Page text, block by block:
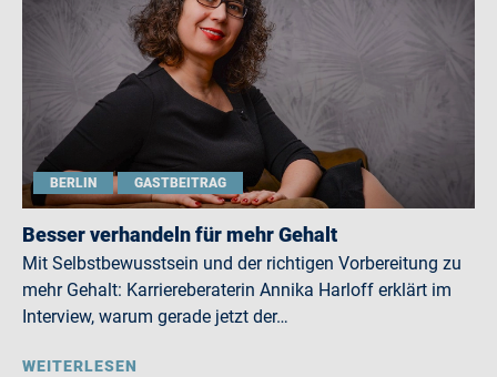
BERLIN GASTBEITRAG
Besser verhandeln für mehr Gehalt
Mit Selbstbewusstsein und der richtigen Vorbereitung zu
mehr Gehalt: Karriereberaterin Annika Harloff erklärt im
Interview, warum gerade jetzt der…
WEITERLESEN